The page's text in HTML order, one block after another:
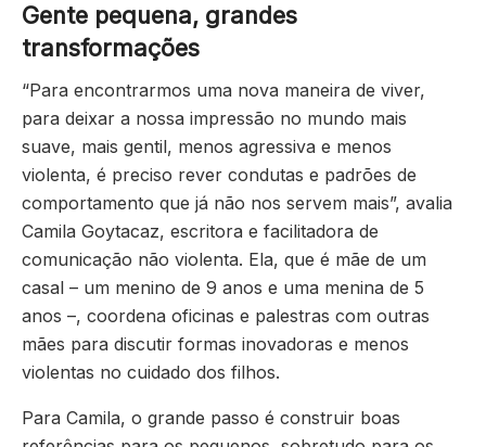
Gente pequena, grandes
transformações
“Para encontrarmos uma nova maneira de viver,
para deixar a nossa impressão no mundo mais
suave, mais gentil, menos agressiva e menos
violenta, é preciso rever condutas e padrões de
comportamento que já não nos servem mais”, avalia
Camila Goytacaz, escritora e facilitadora de
comunicação não violenta. Ela, que é mãe de um
casal – um menino de 9 anos e uma menina de 5
anos –, coordena oficinas e palestras com outras
mães para discutir formas inovadoras e menos
violentas no cuidado dos filhos.
Para Camila, o grande passo é construir boas